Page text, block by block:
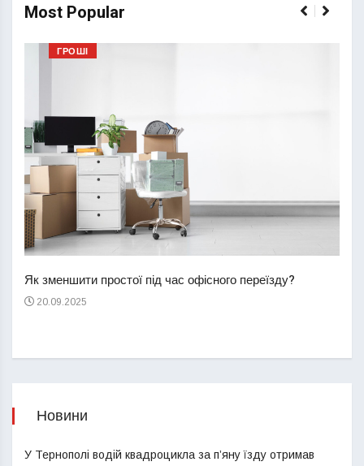
Most Popular
ГРОШІ
Як зменшити простої під час офісного переїзду?
20.09.2025
Новини
У Тернополі водій квадроцикла за п’яну їзду отримав